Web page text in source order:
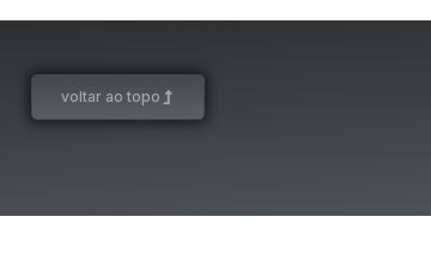
voltar ao topo